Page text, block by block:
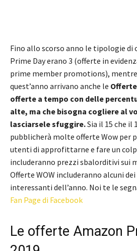
Fino allo scorso anno le tipologie
Prime Day erano 3 (offerte in
prime member promotions),
quest’anno arrivano anche le
offerte a tempo con delle
alte, ma che bisogna cogliere al
lasciarsele sfuggire.Sia il 15 che il
pubblicherà molte offerte Wow per
utenti di approfittarne e fare un
includeranno prezzi sbalorditivi sui
Offerte WOW includeranno alcuni
interessanti dell’anno. Noi te le
Fan Page di Facebook
Le offerte Amazon